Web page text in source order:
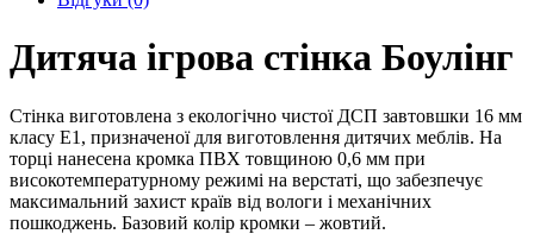
Дитяча ігрова стінка Боулінг
Стінка виготовлена ​​з екологічно чистої ДСП завтовшки 16 мм
класу Е1, призначеної для виготовлення дитячих меблів. На
торці нанесена кромка ПВХ товщиною 0,6 мм при
високотемпературному режимі на верстаті, що забезпечує
максимальний захист країв від вологи і механічних
пошкоджень. Базовий колір кромки – жовтий.